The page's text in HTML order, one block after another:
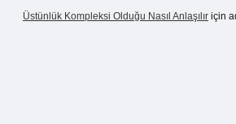
Üstünlük Kompleksi Olduğu Nasıl Anlaşılır için